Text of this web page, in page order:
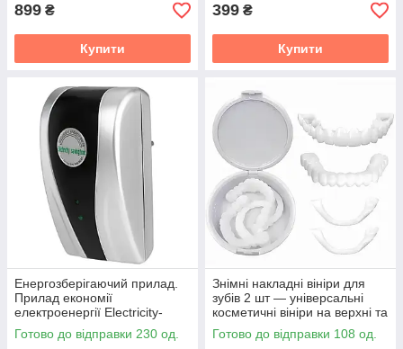
899 ₴
Купити
399 ₴
Купити
Енергозберігаючий прилад.
Прилад економії
електроенергії Electricity-
Saving box.
Готово до відправки 230 од.
Знімні накладні вініри для
зубів 2 шт — універсальні
косметичні вініри на верхні та
нижні зуби для естетичної
усмішки
Готово до відправки 108 од.